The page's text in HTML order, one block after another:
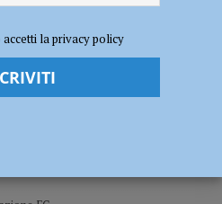
indagini partite dalla denuncia di
di San Polo,
accetti la privacy policy